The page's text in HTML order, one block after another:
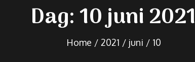
Dag:10 juni 2021
Home 2021 juni 10